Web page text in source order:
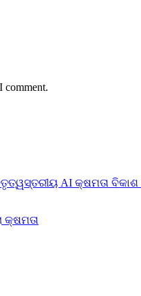
comment.
AI କ୍ଷମତା ବିକାଶ
କ୍ଷମତା